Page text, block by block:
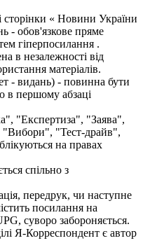
сторінки « Новини України
- обов'язкове пряме
гіперпосилання .
в незалежності від
матеріалів.
- видань) - повинна бути
в першому абзаці
"Експертиза", "Заява",
"Тест-драйв",
на правах
спільно з
передрук, чи наступне
посилання на
суворо забороняється.
Я-Корреспондент є автор